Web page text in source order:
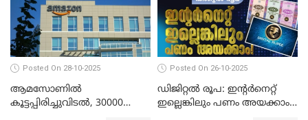
Posted On 28-10-2025
ആമസോണില്‍
കൂട്ടപ്പിരിച്ചുവിടല്‍, 30000
Posted On 26-10-2025
ഡിജിറ്റൽ രൂപ: ഇന്റർനെറ്റ്
ഇല്ലെങ്കിലും പണം അയക്കാം!